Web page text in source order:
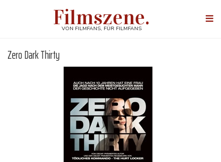
Filmszene.
VON FILMFANS, FÜR FILMFANS
Zero Dark Thirty